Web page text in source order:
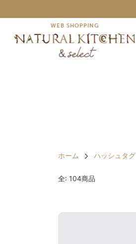
WEB SHOPPING
ホーム ハッシュタグ
全: 104商品